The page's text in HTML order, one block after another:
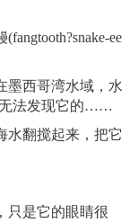
ee
西哥湾水域，水
无法发现它的……
翻搅起来，把它
是它的眼睛很